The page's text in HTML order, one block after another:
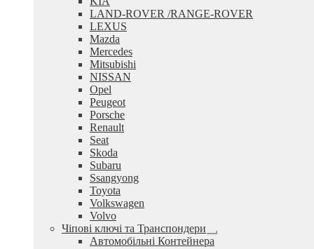
LAND-ROVER /RANGE-ROVER
LEXUS
Mazda
Mercedes
Mitsubishi
NISSAN
Opel
Peugeot
Porsche
Renault
Seat
Skoda
Subaru
Ssangyong
Toyota
Volkswagen
Volvo
Чіпові ключі та Транспондери
Розгорнуте
Автомобільні Контейнера